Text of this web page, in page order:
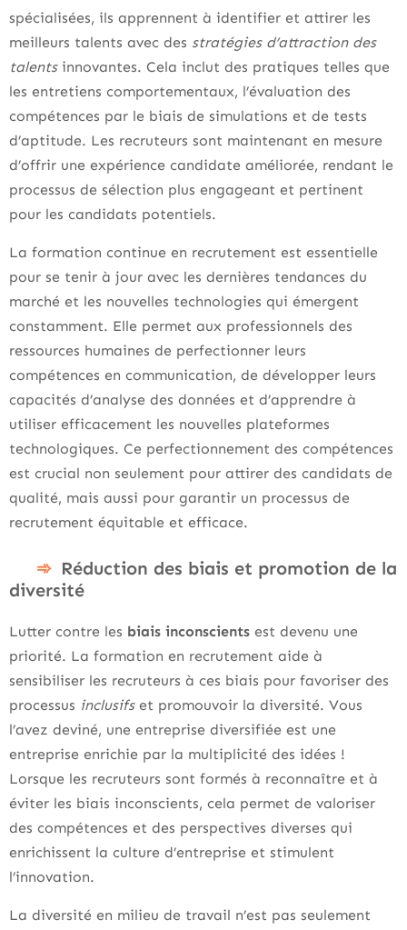
spécialisées, ils apprennent à identifier et attirer les
meilleurs talents avec des stratégies d’attraction des
talentsinnovantes. Cela inclut des pratiques telles que
les entretiens comportementaux, l’évaluation des
compétences par le biais de simulations et de tests
d’aptitude. Les recruteurs sont maintenant en mesure
d’offrir une expérience candidate améliorée, rendant le
processus de sélection plus engageant et pertinent
pour les candidats potentiels.
La formation continue en recrutement est essentielle
pour se tenir à jour avec les dernières tendances du
marché et les nouvelles technologies qui émergent
constamment. Elle permet aux professionnels des
ressources humaines de perfectionner leurs
compétences en communication, de développer leurs
capacités d’analyse des données et d’apprendre à
utiliser efficacement les nouvelles plateformes
technologiques. Ce perfectionnement des compétences
est crucial non seulement pour attirer des candidats de
qualité, mais aussi pour garantir un processus de
recrutement équitable et efficace.
Réduction des biais et promotion de la
diversité
Lutter contre les biais inconscients est devenu une
priorité. La formation en recrutement aide à
sensibiliser les recruteurs à ces biais pour favoriser des
processus inclusifset promouvoir la diversité. Vous
l’avez deviné, une entreprise diversifiée est une
entreprise enrichie par la multiplicité des idées !
Lorsque les recruteurs sont formés à reconnaître et à
éviter les biais inconscients, cela permet de valoriser
des compétences et des perspectives diverses qui
enrichissent la culture d’entreprise et stimulent
l’innovation.
La diversité en milieu de travail n’est pas seulement